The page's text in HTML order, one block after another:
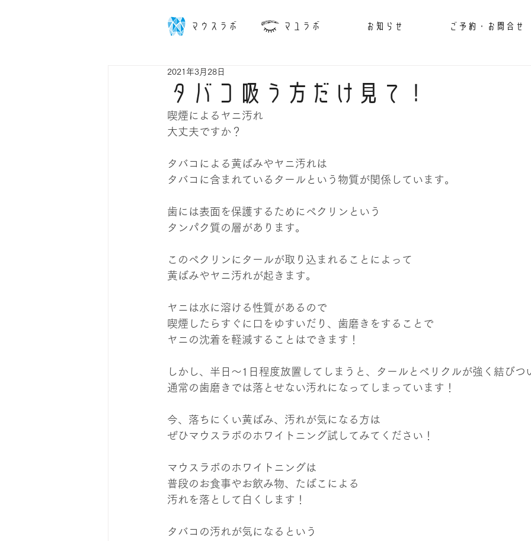
マウスラボ マユラボ お知らせ ご予約・お問合せ
タバコ吸う方だけ見て！
2021年3月28日
喫煙によるヤニ汚れ
大丈夫ですか？
タバコによる黄ばみやヤニ汚れは
タバコに含まれているタールという物質が関係しています。
歯には表面を保護するためにペクリンという
タンパク質の層があります。
このペクリンにタールが取り込まれることによって
黄ばみやヤニ汚れが起きます。
ヤニは水に溶ける性質があるので
喫煙したらすぐに口をゆすいだり、歯磨きをすることで
ヤニの沈着を軽減することはできます！
しかし、半日～1日程度放置してしまうと、タールとペリクルが強く結びつ
通常の歯磨きでは落とせない汚れになってしまっています！
今、落ちにくい黄ばみ、汚れが気になる方は
ぜひマウスラボのホワイトニング試してみてください！
マウスラボのホワイトニングは
普段のお食事やお飲み物、たばこによる
汚れを落として白くします！
タバコの汚れが気になるという